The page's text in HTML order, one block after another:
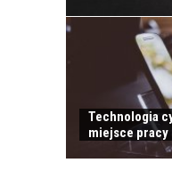
Technologia
miejsce pracy